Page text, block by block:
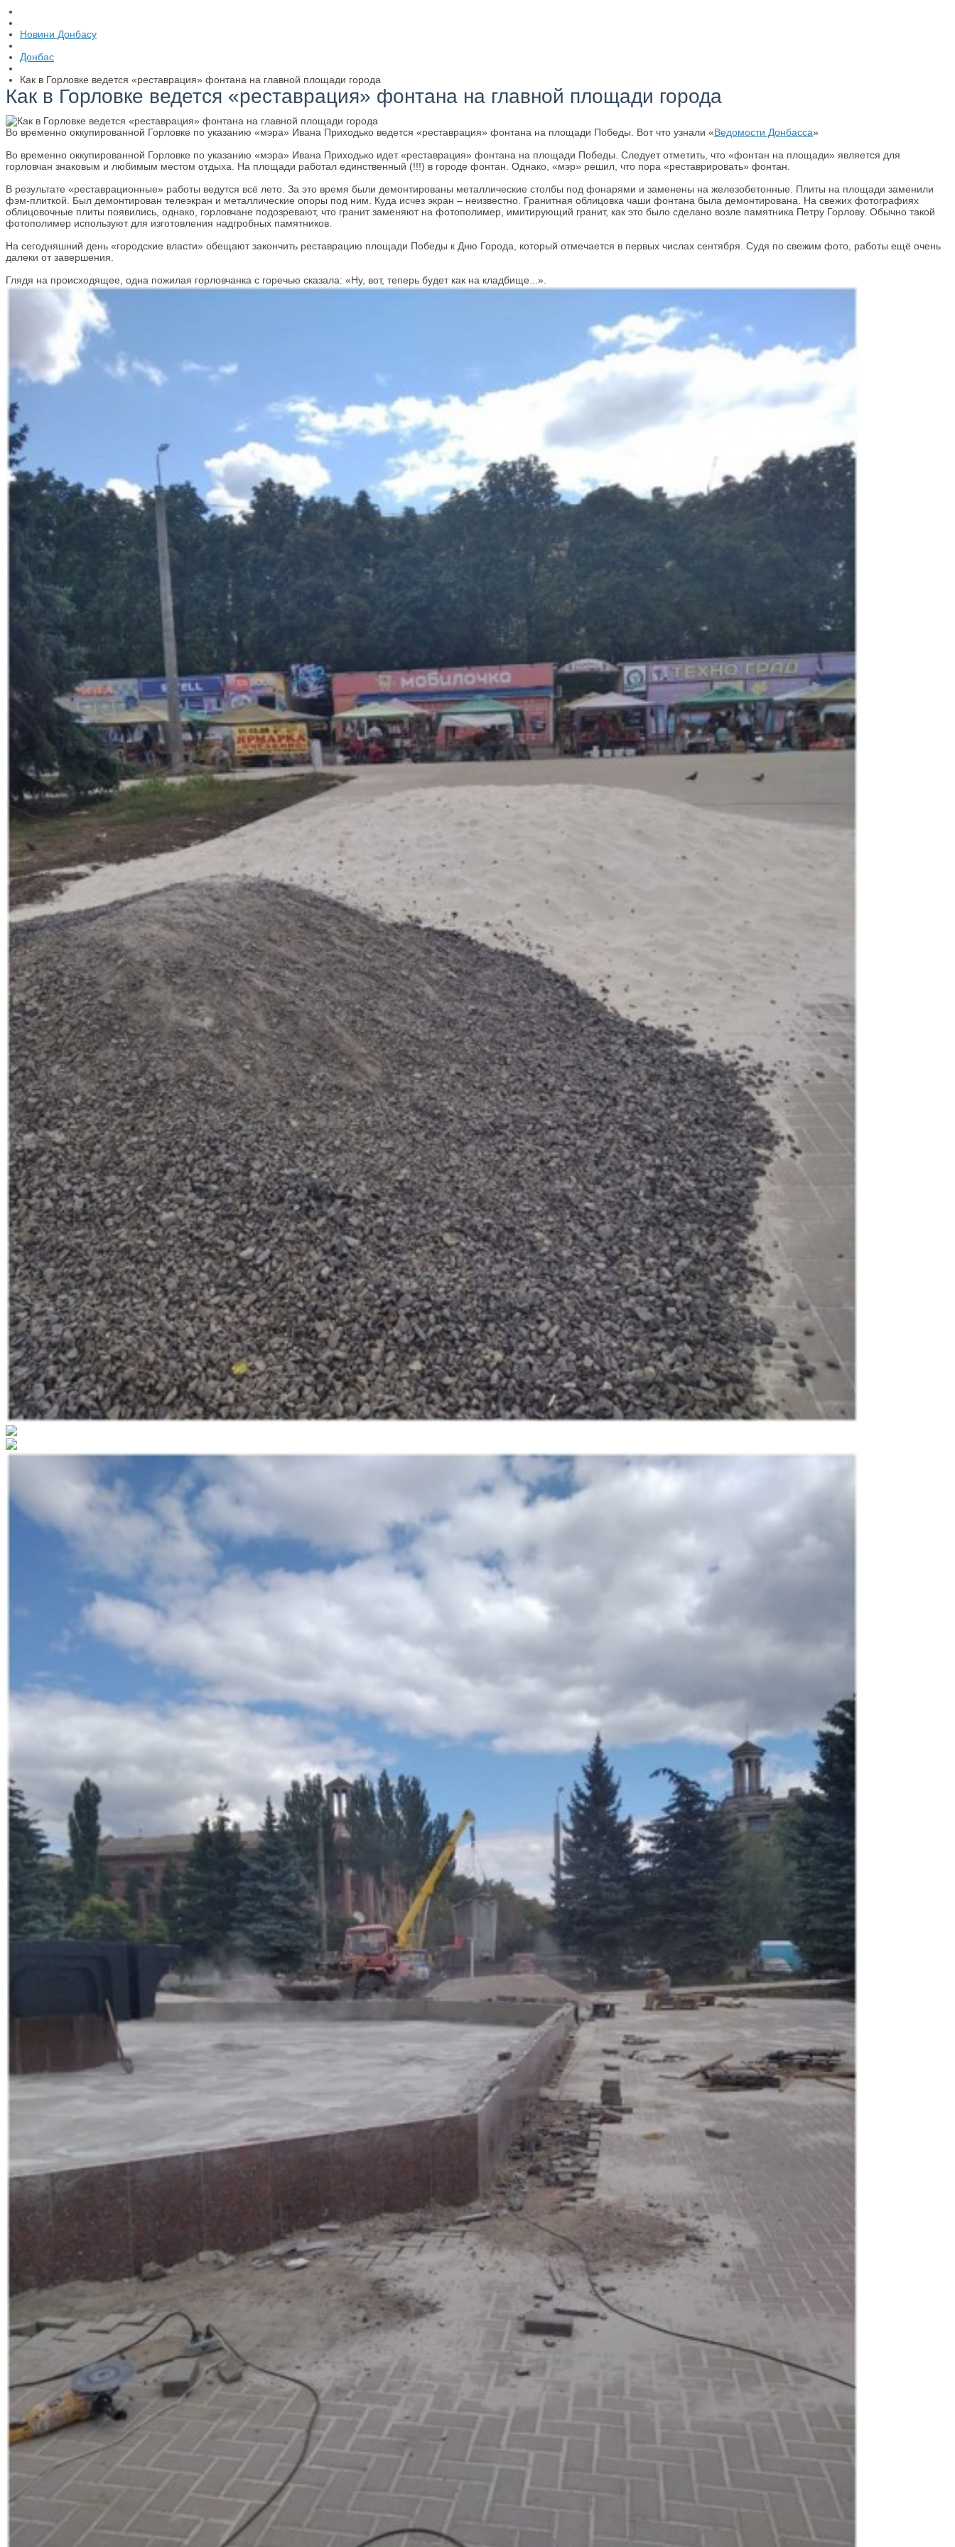
Новини Донбасу
Донбас
Как в Горловке ведется «реставрация» фонтана на главной площади города
Как в Горловке ведется «реставрация» фонтана на главной площади города
Во временно оккупированной Горловке по указанию «мэра» Ивана Приходько ведется «реставрация» фонтана на площади Победы. Вот что узнали «Ведомости Донбасса»
Во временно оккупированной Горловке по указанию «мэра» Ивана Приходько идет «реставрация» фонтана на площади Победы. Следует отметить, что «фонтан на площади» является для
горловчан знаковым и любимым местом отдыха. На площади работал единственный (!!!) в городе фонтан. Однако, «мэр» решил, что пора «реставрировать» фонтан.
В результате «реставрационные» работы ведутся всё лето. За это время были демонтированы металлические столбы под фонарями и заменены на железобетонные. Плиты на площади заменили
фэм-плиткой. Был демонтирован телеэкран и металлические опоры под ним. Куда исчез экран – неизвестно. Гранитная облицовка чаши фонтана была демонтирована. На свежих фотографиях
облицовочные плиты появились, однако, горловчане подозревают, что гранит заменяют на фотополимер, имитирующий гранит, как это было сделано возле памятника Петру Горлову. Обычно такой
фотополимер используют для изготовления надгробных памятников.
На сегодняшний день «городские власти» обещают закончить реставрацию площади Победы к Дню Города, который отмечается в первых числах сентября. Судя по свежим фото, работы ещё очень
далеки от завершения.
Глядя на происходящее, одна пожилая горловчанка с горечью сказала: «Ну, вот, теперь будет как на кладбище...».